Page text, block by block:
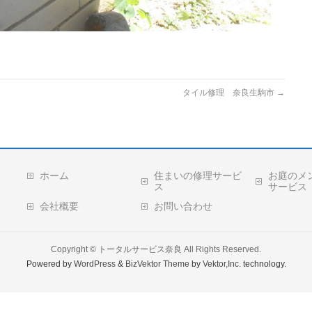
タイル修理 奈良生駒市 →
ホーム
住まいの修理サービ
ス
お庭のメ
サービス
会社概要
お問い合わせ
Copyright © トータルサービス奈良 All Rights Reserved.
Powered by WordPress& BizVektor Theme by Vektor,Inc.technology.